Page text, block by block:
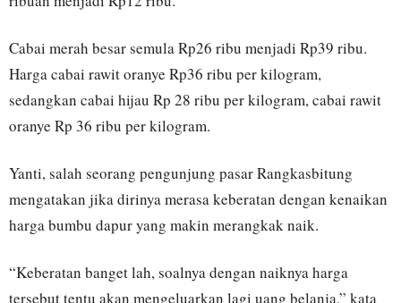
Cabai merah besar semula Rp26 ribu menjadi Rp39 ribu.
Harga cabai rawit oranye Rp36 ribu per kilogram,
sedangkan cabai hijau Rp 28 ribu per kilogram, cabai rawit
oranye Rp 36 ribu per kilogram.
Yanti, salah seorang pengunjung pasar Rangkasbitung
mengatakan jika dirinya merasa keberatan dengan kenaikan
harga bumbu dapur yang makin merangkak naik.
“Keberatan banget lah, soalnya dengan naiknya harga
tersebut tentu akan mengeluarkan lagi uang belanja,” kata